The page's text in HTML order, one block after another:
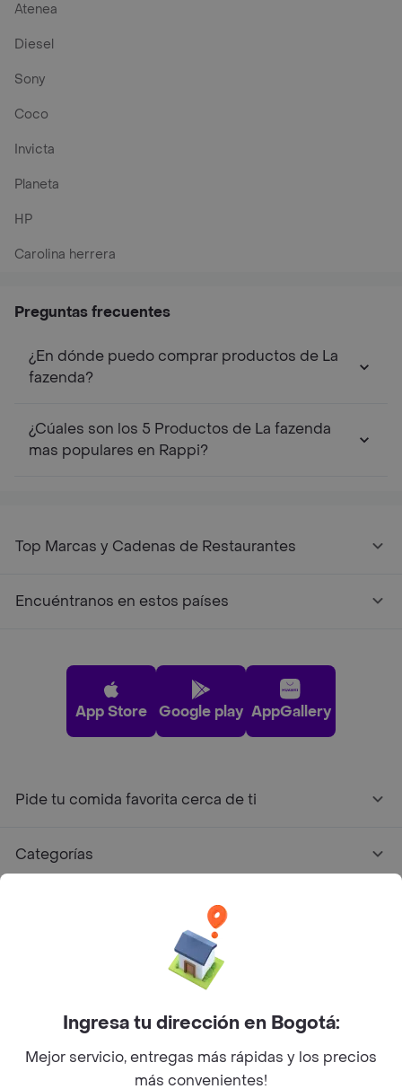
Atenea
Diesel
Sony
Coco
Invicta
Planeta
HP
Carolina herrera
Preguntas frecuentes
¿En dónde puedo comprar productos de La
fazenda?
¿Cúales son los 5 Productos de La fazenda
mas populares en Rappi?
Top Marcas y Cadenas de Restaurantes
Encuéntranos en estos países
App Store Google play AppGallery
Pide tu comida favorita cerca de ti
Categorías
Facebook
Twitter
Instagram
©2026Rappi Inc. All rights reserved.
Ingresa tu dirección en Bogotá:
Mejor servicio, entregas más rápidas y los precios
más convenientes!